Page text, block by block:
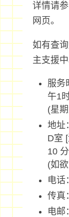
详情请参
网页。
如有查
主支援中
服务
午1
(星
地址
D室
10
(如
电话
传真
电邮